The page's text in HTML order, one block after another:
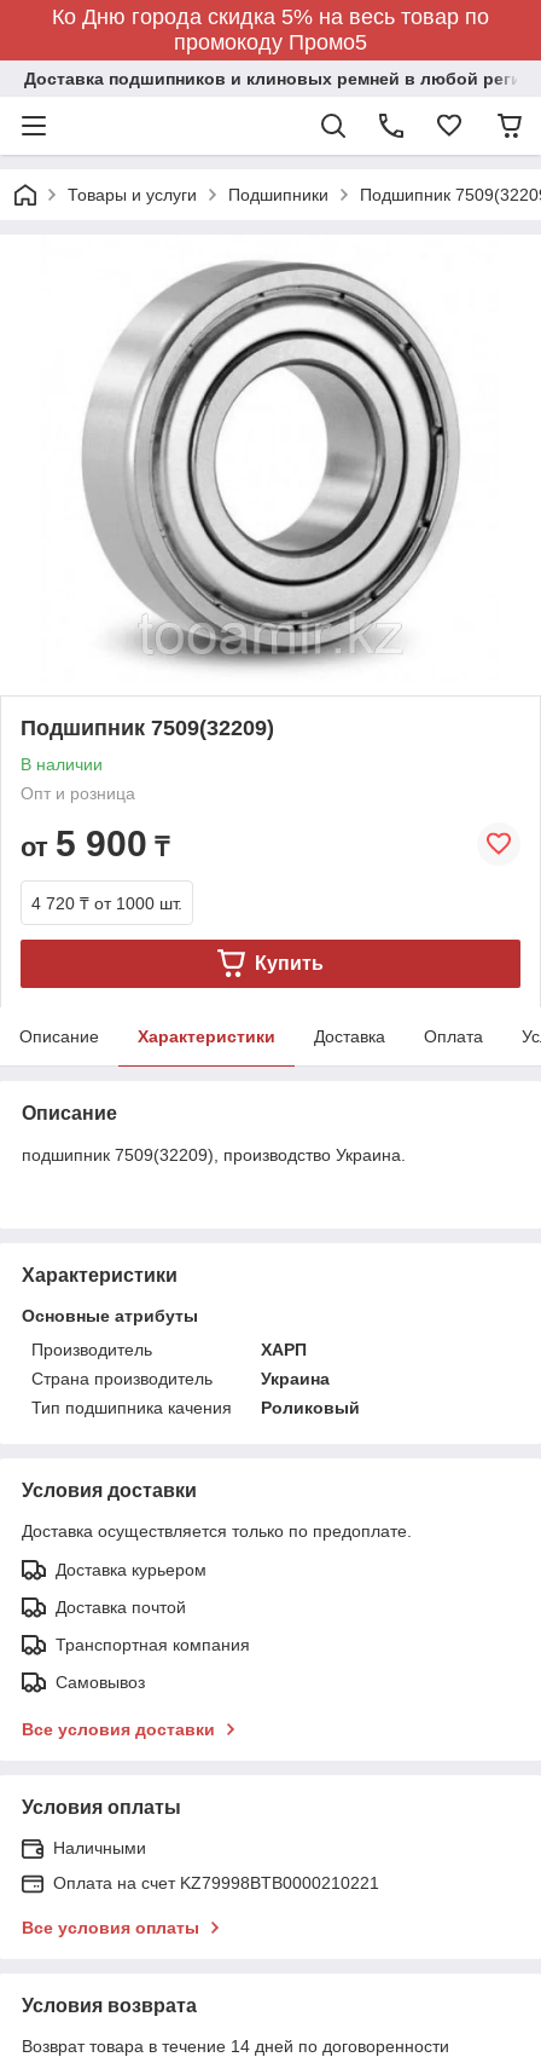
Ко Дню города скидка 5% на весь товар по
промокоду Промо5
Доставка подшипников и клиновых ремней в любой регион
Товары и услуги Подшипники Подшипник
Подшипник 7509(32209)
В наличии
Опт и розница
от 5 900 ₸
4 720 ₸ от 1000 шт.
Купить
Описание Характеристики Доставка Оплата
Описание
подшипник 7509(32209), производство Украина.
Характеристики
Основные атрибуты
Производитель
ХАРП
Страна производитель
Украина
Тип подшипника качения
Роликовый
Условия доставки
Доставка осуществляется только по предоплате.
Доставка курьером
Доставка почтой
Транспортная компания
Самовывоз
Все условия доставки
Условия оплаты
Наличными
Оплата на счет KZ79998BTB0000210221
Все условия оплаты
Условия возврата
Возврат товара в течение 14 дней по договоренности